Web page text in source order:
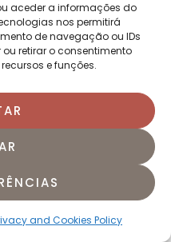
aceder a informações do
nos permitirá
de navegação ou IDs
ou retirar o consentimento
e funções.
and Cookies Policy
Português